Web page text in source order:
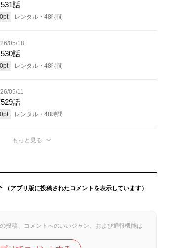
話
pt レンタル・ 48時間
05/18
話
pt レンタル・ 48時間
05/11
話
pt レンタル・ 48時間
もっと見る
（アプリ版に投稿されたコメントを表示しています）
投稿、コメントへのいいジャン、および通報機能は